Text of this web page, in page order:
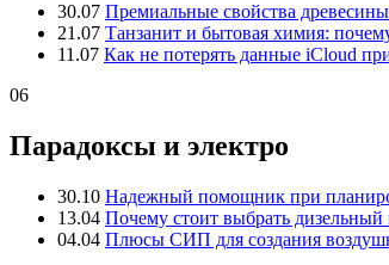
30.07 Премиальные свойства
21.07 Танзанит и бытовая химия:
11.07 Как не потерять данные iCloud
06
Парадоксы и электро
30.10 Надежный помощник при
13.04 Почему стоит выбрать дизельный
04.04 Плюсы СИП для создания